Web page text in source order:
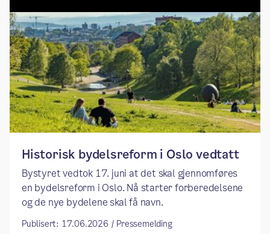
​​Historisk bydelsreform i Oslo vedtatt​
Bystyret vedtok 17. juni at det skal gjennomføres
en bydelsreform i Oslo. Nå starter forberedelsene
og de nye bydelene skal få navn.
Publisert: 17.06.2026 / Pressemelding